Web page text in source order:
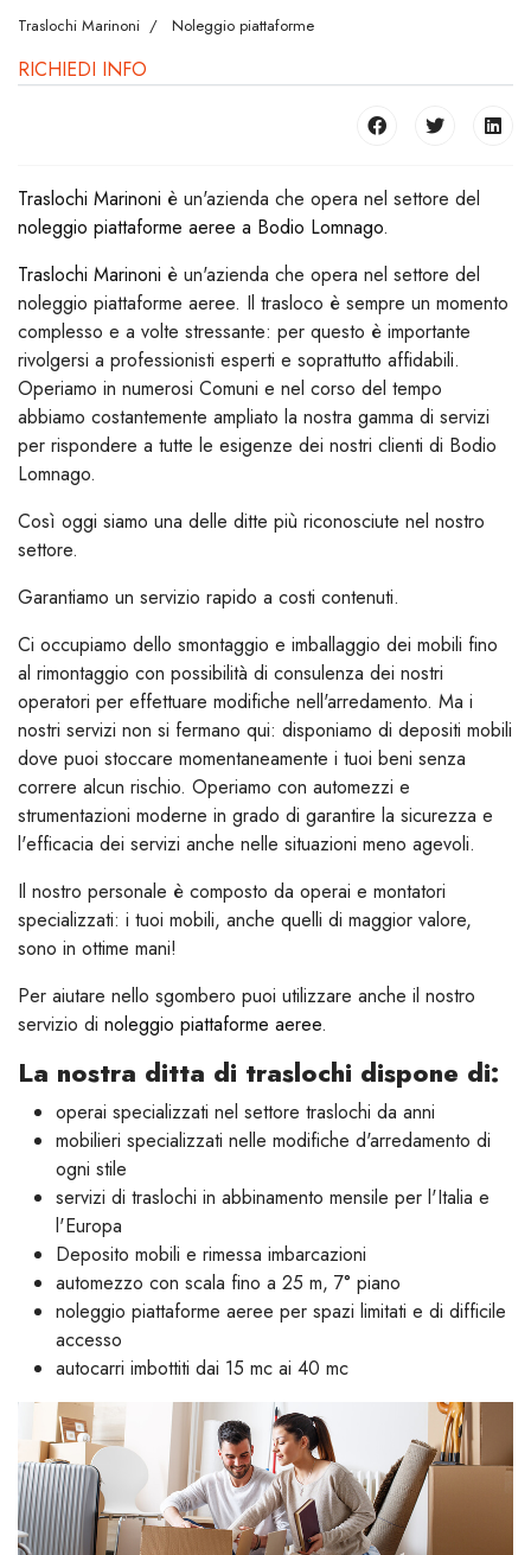
Traslochi Marinoni Noleggio piattaforme
RICHIEDI INFO
Traslochi Marinoni è un'azienda che opera nel settore del
noleggio piattaforme aeree a Bodio Lomnago.
Traslochi Marinoni è un'azienda che opera nel settore del
noleggio piattaforme aeree. Il trasloco è sempre un momento
complesso e a volte stressante: per questo è importante
rivolgersi a professionisti esperti e soprattutto affidabili.
Operiamo in numerosi Comuni e nel corso del tempo
abbiamo costantemente ampliato la nostra gamma di servizi
per rispondere a tutte le esigenze dei nostri clienti di Bodio
Lomnago.
Così oggi siamo una delle ditte più riconosciute nel nostro
settore.
Garantiamo un servizio rapido a costi contenuti.
Ci occupiamo dello smontaggio e imballaggio dei mobili fino
al rimontaggio con possibilità di consulenza dei nostri
operatori per effettuare modifiche nell'arredamento. Ma i
nostri servizi non si fermano qui: disponiamo di depositi mobili
dove puoi stoccare momentaneamente i tuoi beni senza
correre alcun rischio. Operiamo con automezzi e
strumentazioni moderne in grado di garantire la sicurezza e
l'efficacia dei servizi anche nelle situazioni meno agevoli.
Il nostro personale è composto da operai e montatori
specializzati: i tuoi mobili, anche quelli di maggior valore,
sono in ottime mani!
Per aiutare nello sgombero puoi utilizzare anche il nostro
servizio di noleggio piattaforme aeree.
La nostra ditta di traslochi dispone di:
operai specializzati nel settore traslochi da anni
mobilieri specializzati nelle modifiche d'arredamento di
ogni stile
servizi di traslochi in abbinamento mensile per l'Italia e
l'Europa
Deposito mobili e rimessa imbarcazioni
automezzo con scala fino a 25 m, 7° piano
noleggio piattaforme aeree per spazi limitati e di difficile
accesso
autocarri imbottiti dai 15 mc ai 40 mc